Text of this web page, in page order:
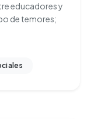
educadores y
de temores;